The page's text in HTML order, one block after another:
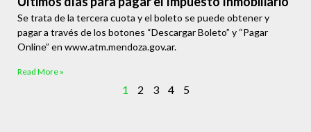
Se trata de la tercera cuota y el boleto se puede obtener y
pagar a través de los botones “Descargar Boleto” y “Pagar
Online” en www.atm.mendoza.gov.ar.
Read More »
1 2 3 4 5